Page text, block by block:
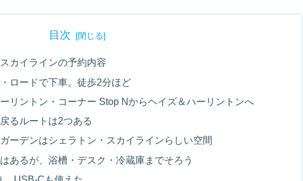
目次
カイラインの予約内容
ロードで下車。徒歩2分ほど
リントン・コーナー Stop Nからヘイズ＆ハーリントンへ
るルートは2つある
ーデンはシェラトン・スカイラインらしい空間
あるが、浴槽・デスク・冷蔵庫までそろう